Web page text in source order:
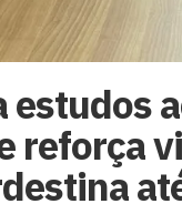
estudos
reforça